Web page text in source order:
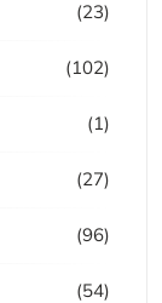
(23)
(102)
(1)
(27)
(96)
(54)